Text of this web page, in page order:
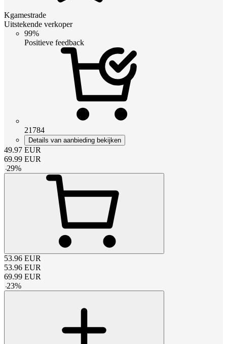
Kgamestrade
Uitstekende verkoper
99%
Positieve feedback
21784
Details van aanbieding bekijken
49.97 EUR
69.99 EUR
-29%
53.96 EUR
53.96 EUR
69.99 EUR
-23%